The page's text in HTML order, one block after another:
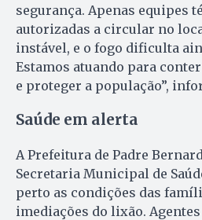
segurança. Apenas equipes
autorizadas a circular no
instável, e o fogo dificulta
Estamos atuando para
e proteger a população”,
Saúde em alerta
A Prefeitura de Padre
Secretaria Municipal de
perto as condições das
imediações do lixão.